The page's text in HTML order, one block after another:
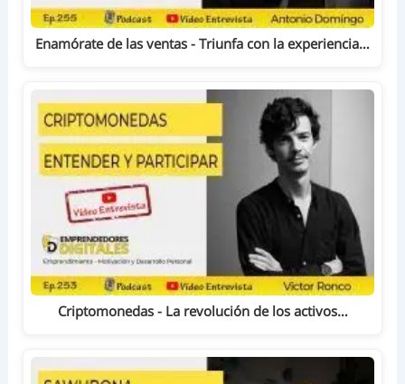
Enamórate de las ventas - Triunfa con la experiencia…
Criptomonedas - La revolución de los activos…